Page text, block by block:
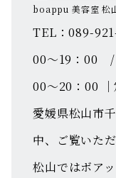
boappu 美容室 松
TEL：089-
00～19：00 /
00～20：00 ｜
愛媛県松山市
中、ご覧いた
松山ではボア